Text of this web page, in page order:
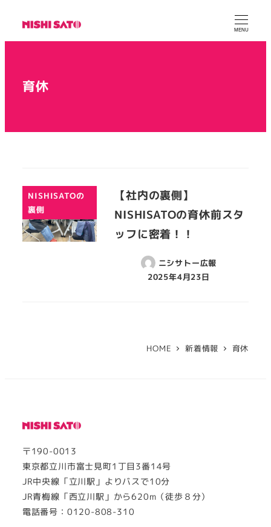
MENU
育休
NISHISATOの
裏側
【社内の裏側】
NISHISATOの育休前スタ
ッフに密着！！
ニシサトー広報
2025年4月23日
HOME 新着情報 育休
〒190-0013
東京都立川市富士見町1丁目3番14号
JR中央線「立川駅」よりバスで10分
JR青梅線「西立川駅」から620m（徒歩８分）
電話番号：0120-808-310